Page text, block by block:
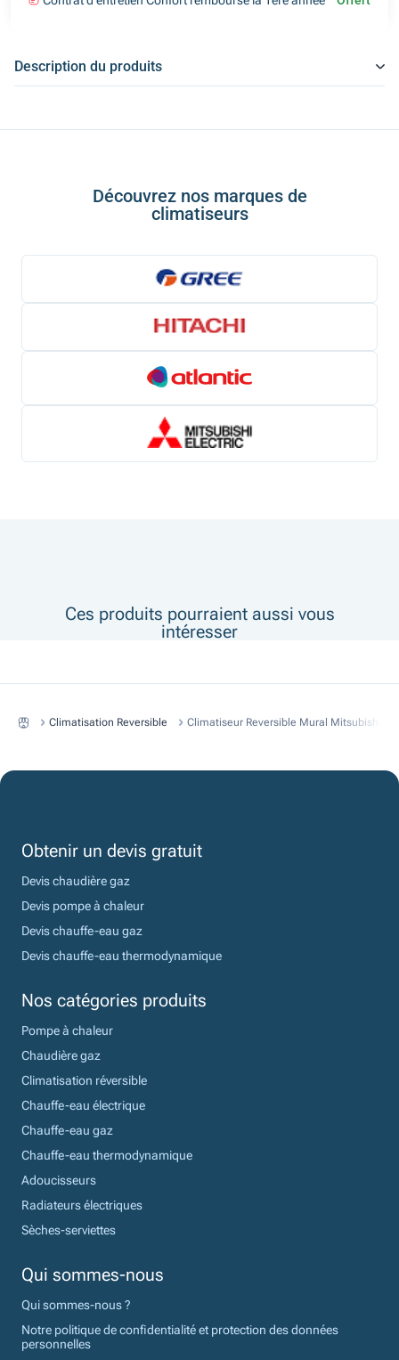
Description du produits
Découvrez nos marques de
climatiseurs
Ces produits pourraient aussi vous
intéresser
Climatisation Reversible Climatiseur Reversible Mural Mitsubishi
Obtenir un devis gratuit
Devis chaudière gaz
Devis pompe à chaleur
Devis chauffe-eau gaz
Devis chauffe-eau thermodynamique
Nos catégories produits
Pompe à chaleur
Chaudière gaz
Climatisation réversible
Chauffe-eau électrique
Chauffe-eau gaz
Chauffe-eau thermodynamique
Adoucisseurs
Radiateurs électriques
Sèches-serviettes
Qui sommes-nous
Qui sommes-nous ?
Notre politique de confidentialité et protection des données
personnelles